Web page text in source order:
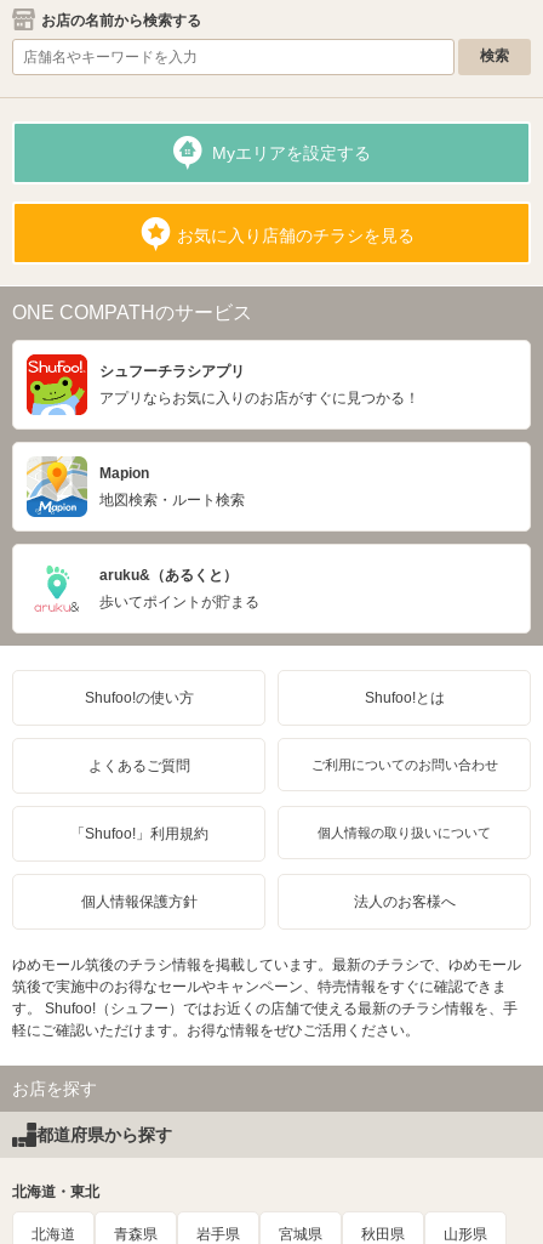
お店の名前から検索する
Myエリアを設定する
お気に入り店舗のチラシを見る
ONE COMPATHのサービス
シュフーチラシアプリ
アプリならお気に入りのお店がすぐに見つかる！
Mapion
地図検索・ルート検索
aruku&（あるくと）
歩いてポイントが貯まる
Shufoo!の使い方 Shufoo!とは
よくあるご質問 ご利用についてのお問い合わせ
「Shufoo!」利用規約 個人情報の取り扱いについて
個人情報保護方針 法人のお客様へ
ゆめモール筑後のチラシ情報を掲載しています。最新のチラシで、ゆめモール
筑後で実施中のお得なセールやキャンペーン、特売情報をすぐに確認できま
す。 Shufoo!（シュフー）ではお近くの店舗で使える最新のチラシ情報を、手
軽にご確認いただけます。お得な情報をぜひご活用ください。
お店を探す
都道府県から探す
北海道・東北
北海道 青森県 岩手県 宮城県 秋田県 山形県